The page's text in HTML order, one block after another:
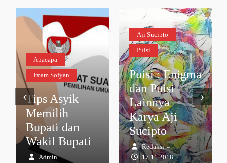
Apacapa
Imam Sofyan
Tips Asyik
Memilih
Bupati dan
Wakil Bupati
Admin –
Aji Sucipto
Puisi
Puisi : Enigma
dan Puisi
Lainnya
Karya Aji
Sucipto
Redaksi –
17.11.2018 –
‹ ›